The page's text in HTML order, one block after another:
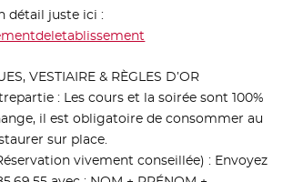
détail juste ici :
VESTIAIRE & RÈGLES D’OR
: Les cours et la soirée sont 100%
il est obligatoire de consommer au
sur place.
vivement conseillée) : Envoyez